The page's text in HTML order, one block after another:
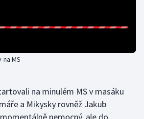
MS
na minulém MS v masáku
a Mikysky rovněž Jakub